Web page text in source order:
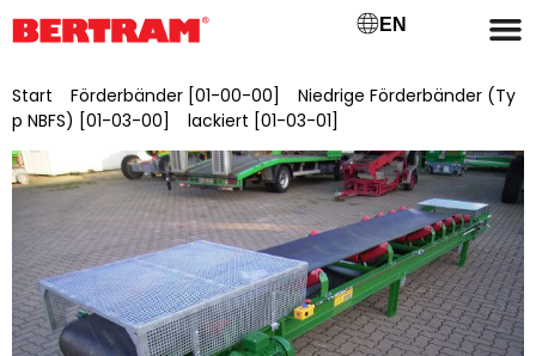
EN
Start Förderbänder [01-00-00]
Niedrige Förderbänder (Ty
p NBFS) [01-03-00]
lackiert [01-03-01]